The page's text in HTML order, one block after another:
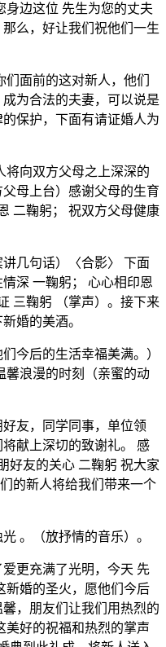
身边这位 先生为您的丈夫
么，好让我们祝他们一生
们面前的这对新人，他们
为合法的夫妻，可以说是
保护，下面有请证婚人为
将向双方父母之上深深的
母上台）感谢父母的生育
二鞠躬； 祝双方父母健康
讲几句话）〈合影〉 下面
深 一鞠躬； 心心相印恩
三鞠躬 （掌声）。接下来
婚的美酒。
今后的生活幸福美满。）
馨浪漫的时刻（亲蜜的动
友，同学同事，单位领
献上深切的致谢礼。 感
好友的关心 二鞠躬 祝大家
的新人将给我们带来一个
。（放抒情的音乐）。
更充满了光明，今天 先
新婚的圣火，愿他们今后
，朋友们让我们用热烈的
美好的祝福和热烈的掌声